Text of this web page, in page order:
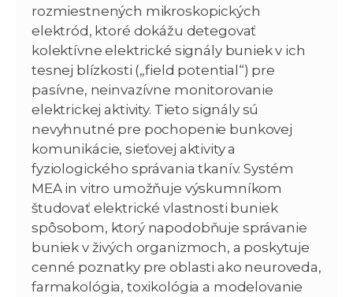
rozmiestnených mikroskopických
elektród, ktoré dokážu detegovať
kolektívne elektrické signály buniek v ich
tesnej blízkosti („field potential“) pre
pasívne, neinvazívne monitorovanie
elektrickej aktivity. Tieto signály sú
nevyhnutné pre pochopenie bunkovej
komunikácie, sieťovej aktivity a
fyziologického správania tkanív. Systém
MEA in vitro umožňuje výskumníkom
študovať elektrické vlastnosti buniek
spôsobom, ktorý napodobňuje správanie
buniek v živých organizmoch, a poskytuje
cenné poznatky pre oblasti ako neuroveda,
farmakológia, toxikológia a modelovanie